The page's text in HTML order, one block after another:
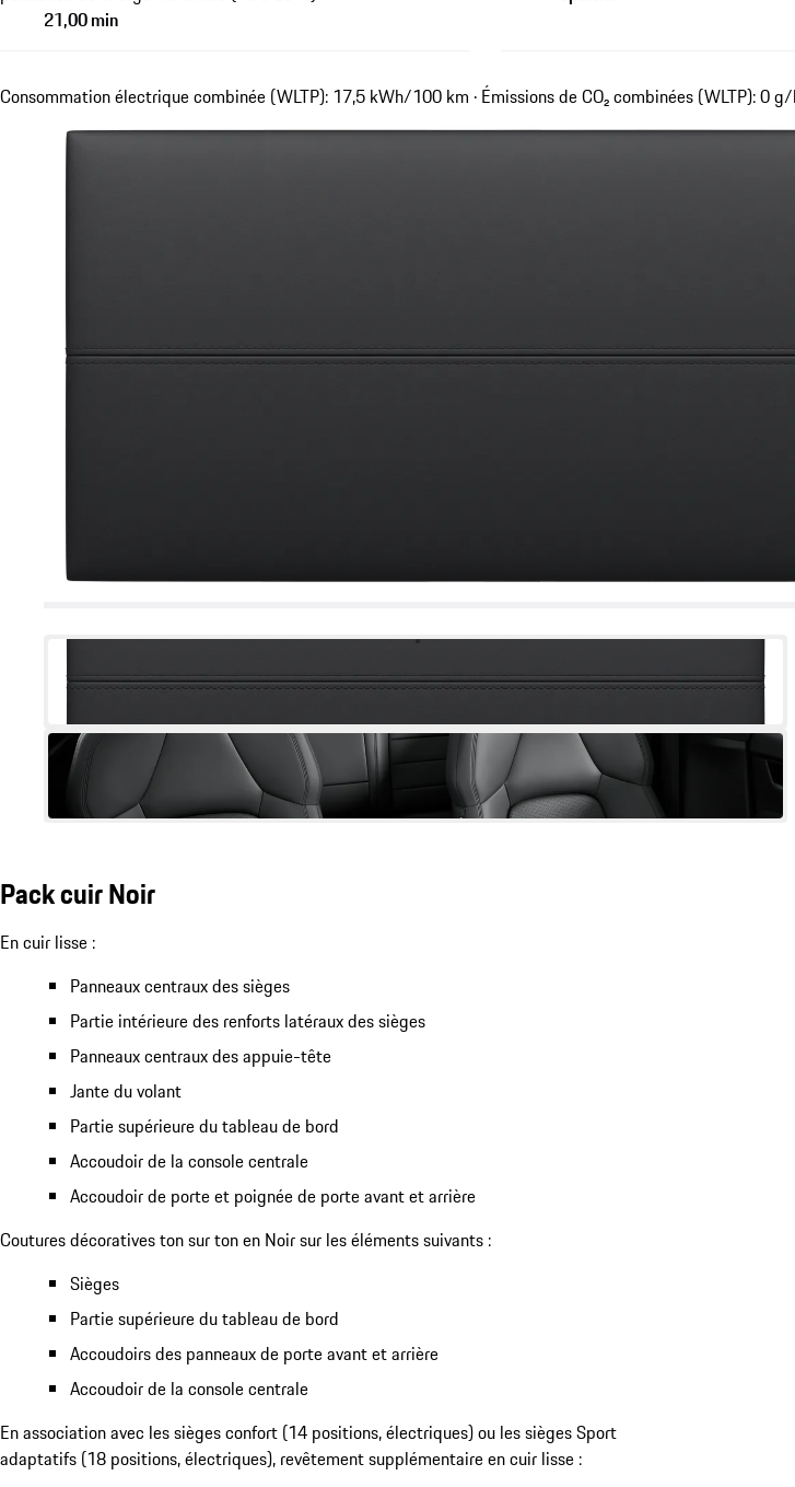
21,00 min
Consommation électrique combinée (WLTP): 17,5 kWh/100 km · Émissions de CO₂ combinées (WLTP): 0
Pack cuir Noir
En cuir lisse :
Panneaux centraux des sièges
Partie intérieure des renforts latéraux des sièges
Panneaux centraux des appuie-tête
Jante du volant
Partie supérieure du tableau de bord
Accoudoir de la console centrale
Accoudoir de porte et poignée de porte avant et arrière
Coutures décoratives ton sur ton en Noir sur les éléments suivants :
Sièges
Partie supérieure du tableau de bord
Accoudoirs des panneaux de porte avant et arrière
Accoudoir de la console centrale
En association avec les sièges confort (14 positions, électriques) ou les sièges Sport
adaptatifs (18 positions, électriques), revêtement supplémentaire en cuir lisse :